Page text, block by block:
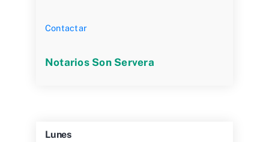
Contactar
Notarios Son Servera
Lunes